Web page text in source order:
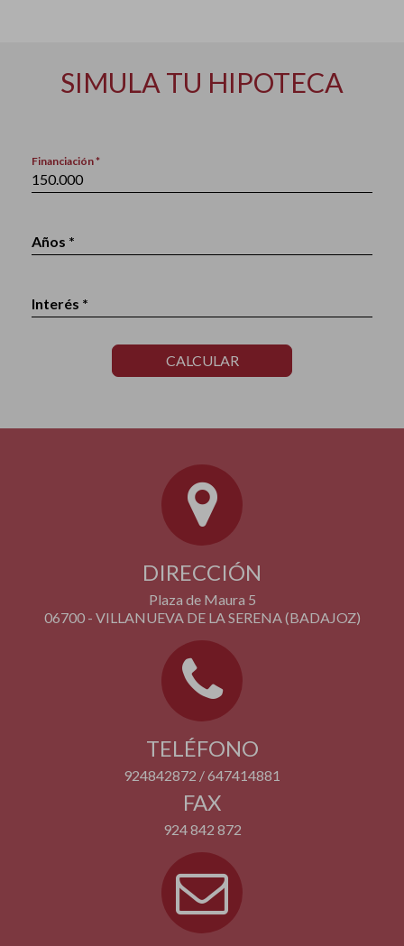
SIMULA TU HIPOTECA
Financiación *
Años *
Interés *
CALCULAR
DIRECCIÓN
Plaza de Maura 5
06700 - VILLANUEVA DE LA SERENA (BADAJOZ)
TELÉFONO
924842872 / 647414881
FAX
924 842 872